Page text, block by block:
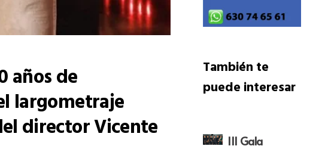
años de
largometraje
director Vicente
También te
puede interesar
III Gala